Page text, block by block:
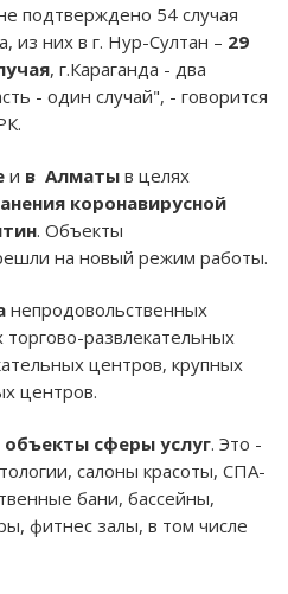
подтверждено 54 случая
из них в г. Нур-Султан – 29
, г.Караганда - два
- один случай", - говорится
и в Алматы в целях
коронавирусной
. Объекты
на новый режим работы.
непродовольственных
развлекательных
центров, крупных
центров.
сферы услуг. Это -
салоны красоты, СПА-
бани, бассейны,
фитнес залы, в том числе